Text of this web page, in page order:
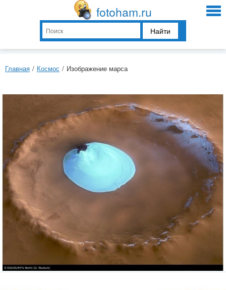
fotoham.ru
Найти
Главная / Космос / Изображение марса